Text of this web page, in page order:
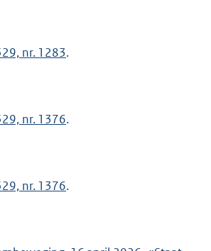
nr. 1283.
nr. 1376.
nr. 1376.